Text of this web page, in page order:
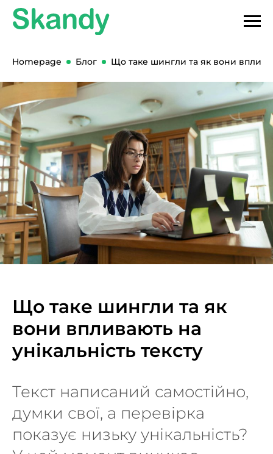
Homepage Блог Що таке шингли та як вони
Що таке шингли та як
вони впливають на
унікальність тексту
Текст написаний самостійно,
думки свої, а перевірка
показує низьку унікальність?